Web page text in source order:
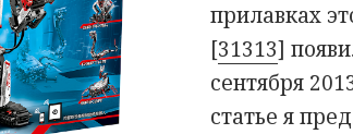
прилавках
[31313]
сентября
статье я